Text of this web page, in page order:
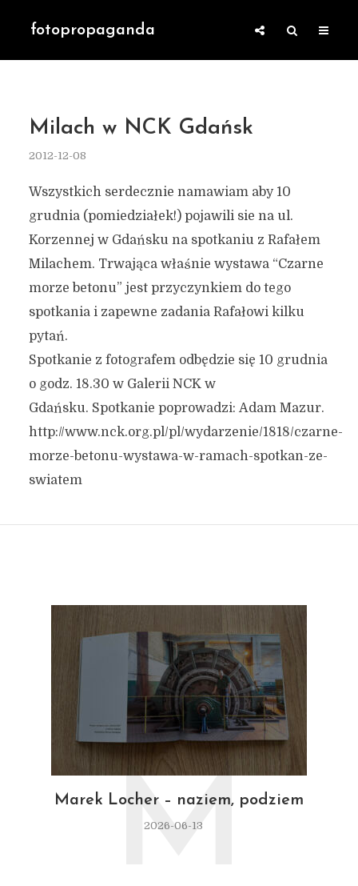
fotopropaganda
Milach w NCK Gdańsk
2012-12-08
Wszystkich serdecznie namawiam aby 10
grudnia (pomiedziałek!) pojawili sie na ul.
Korzennej w Gdańsku na spotkaniu z Rafałem
Milachem. Trwająca właśnie wystawa “Czarne
morze betonu” jest przyczynkiem do tego
spotkania i zapewne zadania Rafałowi kilku
pytań.
Spotkanie z fotografem odbędzie się 10 grudnia
o godz. 18.30 w Galerii NCK w
Gdańsku. Spotkanie poprowadzi: Adam Mazur.
http://www.nck.org.pl/pl/wydarzenie/1818/czarne-
morze-betonu-wystawa-w-ramach-spotkan-ze-
swiatem
Marek Locher – naziem, podziem
2026-06-13
M